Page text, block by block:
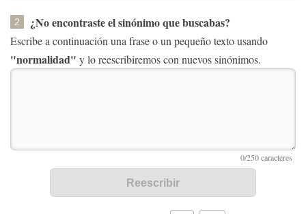
2 ¿No encontraste el sinónimo que buscabas?
Escribe a continuación una frase o un pequeño texto usando
"normalidad" y lo reescribiremos con nuevos sinónimos.